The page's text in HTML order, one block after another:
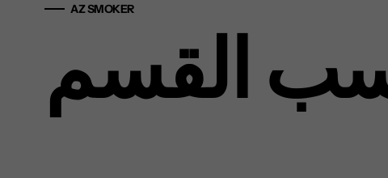
AZ SMOKER
القسم